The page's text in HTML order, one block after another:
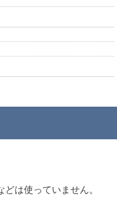
どは使っていません。